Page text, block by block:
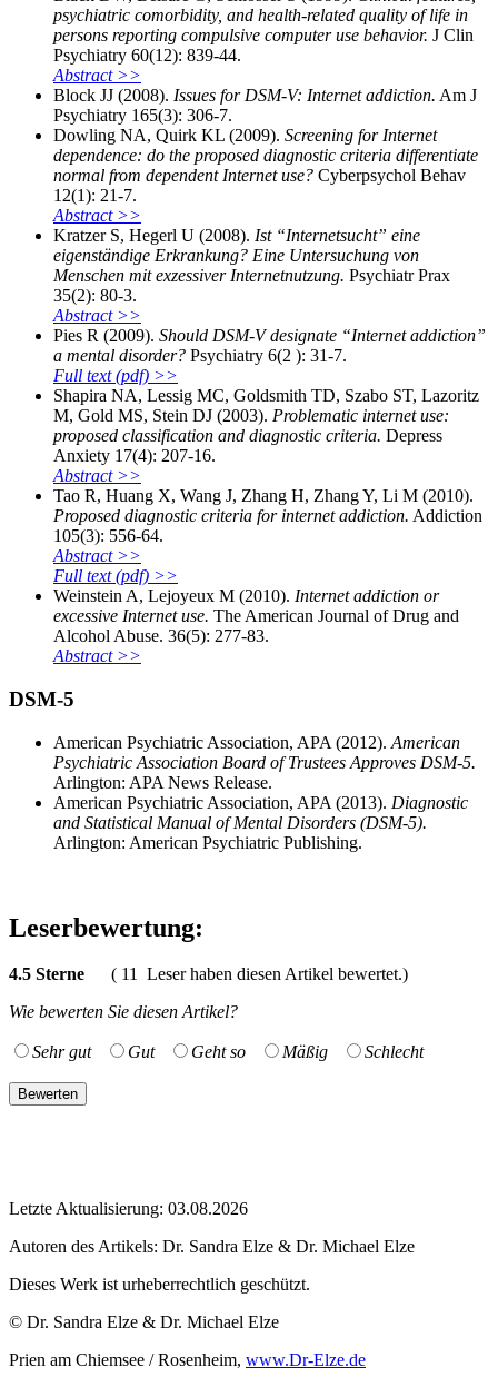
psychiatric comorbidity, and health-related quality of life in
persons reporting compulsive computer use behavior. J Clin
Psychiatry 60(12): 839-44.
Abstract >>
Block JJ (2008). Issues for DSM-V: Internet addiction. Am J
Psychiatry 165(3): 306-7.
Dowling NA, Quirk KL (2009). Screening for Internet
dependence: do the proposed diagnostic criteria differentiate
normal from dependent Internet use? Cyberpsychol Behav
12(1): 21-7.
Abstract >>
Kratzer S, Hegerl U (2008). Ist “Internetsucht” eine
eigenständige Erkrankung? Eine Untersuchung von
Menschen mit exzessiver Internetnutzung. Psychiatr Prax
35(2): 80-3.
Abstract >>
Pies R (2009). Should DSM-V designate “Internet addiction”
a mental disorder? Psychiatry 6(2 ): 31-7.
Full text (pdf) >>
Shapira NA, Lessig MC, Goldsmith TD, Szabo ST, Lazoritz
M, Gold MS, Stein DJ (2003). Problematic internet use:
proposed classification and diagnostic criteria. Depress
Anxiety 17(4): 207-16.
Abstract >>
Tao R, Huang X, Wang J, Zhang H, Zhang Y, Li M (2010).
Proposed diagnostic criteria for internet addiction. Addiction
105(3): 556-64.
Abstract >>
Full text (pdf) >>
Weinstein A, Lejoyeux M (2010). Internet addiction or
excessive Internet use. The American Journal of Drug and
Alcohol Abuse. 36(5): 277-83.
Abstract >>
DSM-5
American Psychiatric Association, APA (2012). American
Psychiatric Association Board of Trustees Approves DSM-5.
Arlington: APA News Release.
American Psychiatric Association, APA (2013). Diagnostic
and Statistical Manual of Mental Disorders (DSM-5).
Arlington: American Psychiatric Publishing.
Leserbewertung:
4.5 Sterne ( 11 Leser haben diesen Artikel bewertet.)
Wie bewerten Sie diesen Artikel?
Sehr gut Gut Geht so Mäßig Schlecht
Letzte Aktualisierung: 03.08.2026
Autoren des Artikels: Dr. Sandra Elze & Dr. Michael Elze
Dieses Werk ist urheberrechtlich geschützt.
© Dr. Sandra Elze & Dr. Michael Elze
Prien am Chiemsee / Rosenheim, www.Dr-Elze.de